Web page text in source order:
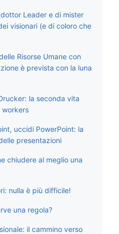
Leader e di mister
visionari (e di coloro che
Risorse Umane con
è prevista con la luna
la seconda vita
workers
uccidi PowerPoint: la
presentazioni
chiudere al meglio una
nulla è più difficile!
una regola?
il cammino verso